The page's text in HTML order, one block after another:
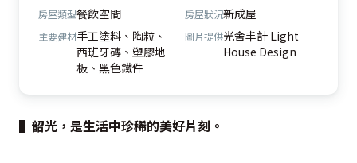
房屋類型餐飲空間 房屋狀況新成屋
主要建材手工塗料、陶粒、
西班牙磚、塑膠地
板、黑色鐵件
圖片提供光舍丰計 Light
House Design
▌韶光，是生活中珍稀的美好片刻。